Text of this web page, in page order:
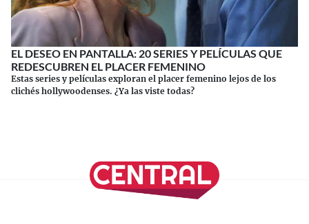
EL DESEO EN PANTALLA: 20 SERIES Y PELÍCULAS QUE
REDESCUBREN EL PLACER FEMENINO
Estas series y películas exploran el placer femenino lejos de los
clichés hollywoodenses. ¿Ya las viste todas?